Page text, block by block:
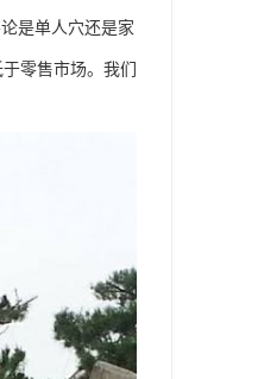
是单人穴还是家
零售市场。我们